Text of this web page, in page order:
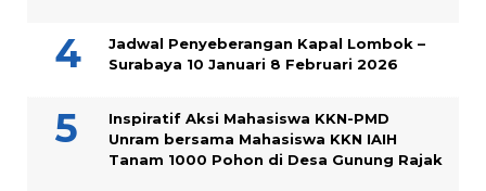
Jadwal Penyeberangan Kapal Lombok –
Surabaya 10 Januari 8 Februari 2026
Inspiratif Aksi Mahasiswa KKN-PMD
Unram bersama Mahasiswa KKN IAIH
Tanam 1000 Pohon di Desa Gunung Rajak